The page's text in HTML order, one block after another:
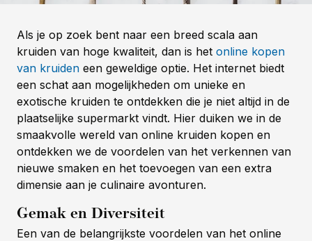
Als je op zoek bent naar een breed scala aan
kruiden van hoge kwaliteit, dan is het online kopen
van kruiden een geweldige optie. Het internet biedt
een schat aan mogelijkheden om unieke en
exotische kruiden te ontdekken die je niet altijd in de
plaatselijke supermarkt vindt. Hier duiken we in de
smaakvolle wereld van online kruiden kopen en
ontdekken we de voordelen van het verkennen van
nieuwe smaken en het toevoegen van een extra
dimensie aan je culinaire avonturen.
Gemak en Diversiteit
Een van de belangrijkste voordelen van het online